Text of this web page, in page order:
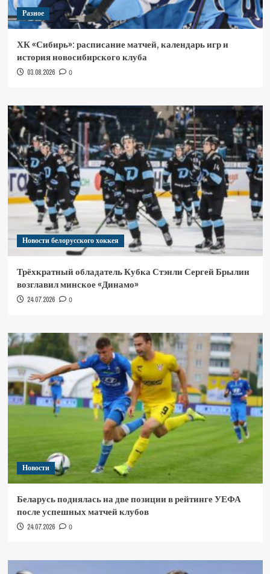
Разное
ХК «Сибирь»: расписание матчей, календарь игр и
история новосибирского клуба
03.08.2026 0
Новости белорусского хоккея
Трёхкратный обладатель Кубка Стэнли Сергей Брылин
возглавил минское «Динамо»
24.07.2026 0
Новости
Беларусь поднялась на две позиции в рейтинге УЕФА
после успешных матчей клубов
24.07.2026 0